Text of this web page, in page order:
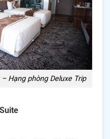
Hạng phòng Deluxe Trip